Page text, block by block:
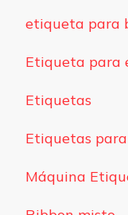
etiqueta para
Etiqueta para
Etiquetas
Etiquetas
Máquina